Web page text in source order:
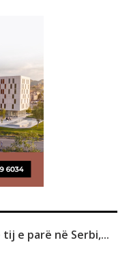
tij e parë në Serbi,...